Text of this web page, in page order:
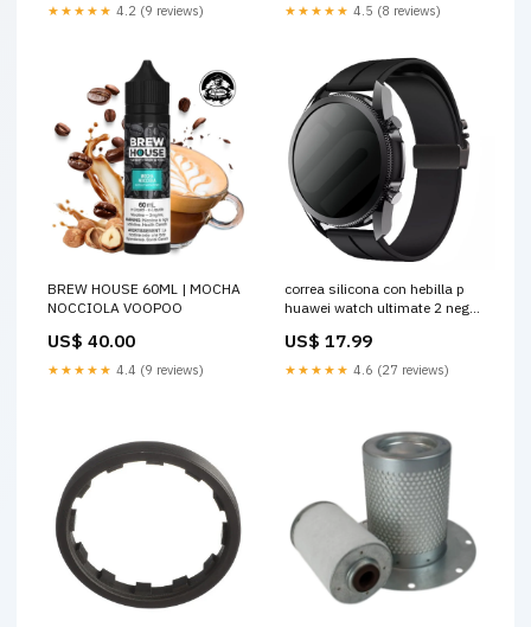
★★★★★ 4.2 (9 reviews) ★★★★★ 4.5 (8 reviews)
BREW HOUSE 60ML | MOCHA
NOCCIOLA VOOPOO
US$ 40.00
★★★★★ 4.4 (9 reviews)
correa silicona con hebilla p
huawei watch ultimate 2 negro
US$ 17.99
★★★★★ 4.6 (27 reviews)